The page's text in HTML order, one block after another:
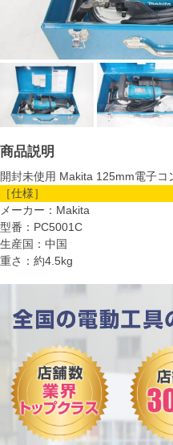
商品説明
開封未使用 Makita 125mm電子
［仕様］
メーカー：Makita
型番：PC5001C
生産国：中国
重さ：約4.5kg